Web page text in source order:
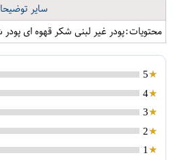
سایر
محتویات:پودر غیر لبنی شکر قهوه ای پودر
5
4
3
2
1